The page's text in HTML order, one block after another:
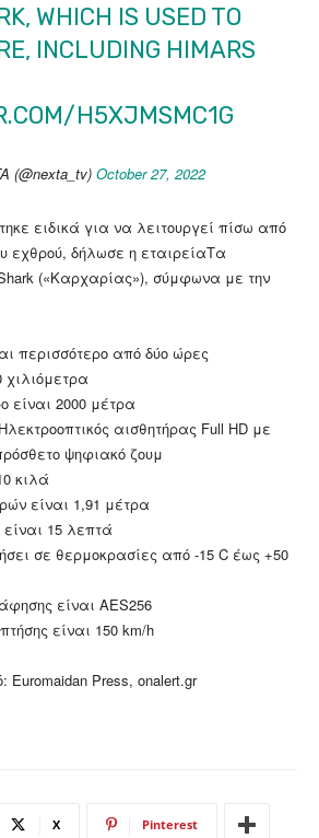
WHICH IS USED TO
INCLUDING HIMARS
H5XJMSMC1G
(@nexta_tv) October 27, 2022
ειδικά για να λειτουργεί πίσω από
εχθρού, δήλωσε η εταιρείαΤα
(«Καρχαρίας»), σύμφωνα με την
περισσότερο από δύο ώρες
είναι 2000 μέτρα
αισθητήρας Full HD με
ψηφιακό ζουμ
κιλά
είναι 1,91 μέτρα
15 λεπτά
σε θερμοκρασίες από -15 C έως +50
είναι AES256
είναι 150 km/h
Press, οnalert.gr
X Pinterest